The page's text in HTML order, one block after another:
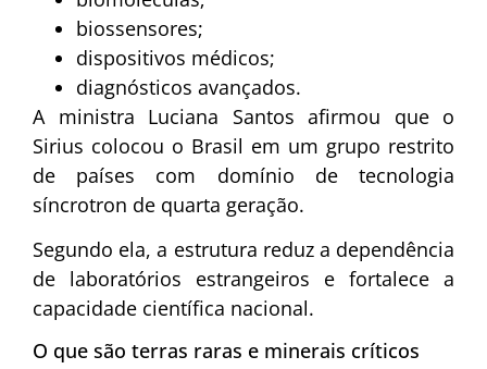
biossensores;
dispositivos médicos;
diagnósticos avançados.
A ministra Luciana Santos afirmou que o
Sirius colocou o Brasil em um grupo restrito
de países com domínio de tecnologia
síncrotron de quarta geração.
Segundo ela, a estrutura reduz a dependência
de laboratórios estrangeiros e fortalece a
capacidade científica nacional.
O que são terras raras e minerais críticos